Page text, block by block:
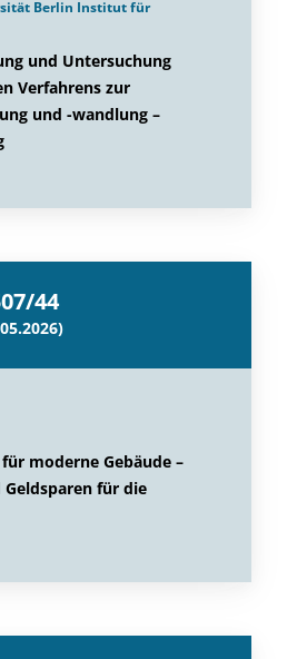
Berlin Institut für
und Untersuchung
Verfahrens zur
und -wandlung –
44
moderne Gebäude –
für die